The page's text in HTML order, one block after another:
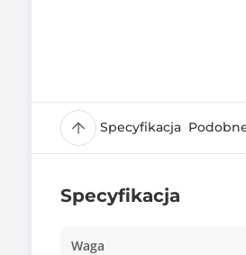
Specyfikacja
Specyfikacja
Waga